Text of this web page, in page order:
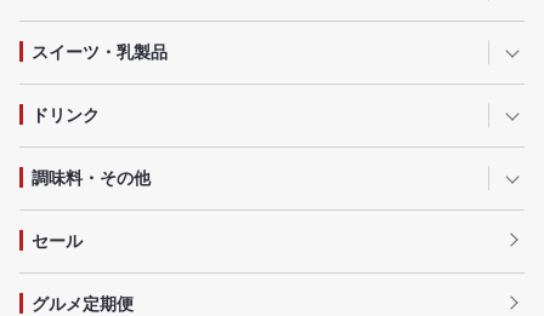
スイーツ・乳製品
ドリンク
調味料・その他
セール
グルメ定期便